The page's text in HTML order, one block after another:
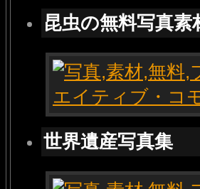
昆虫の無料写真
世界遺産写真集